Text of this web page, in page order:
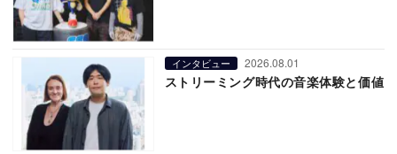
インタビュー 2026.08.01
ストリーミング時代の音楽体験と価値